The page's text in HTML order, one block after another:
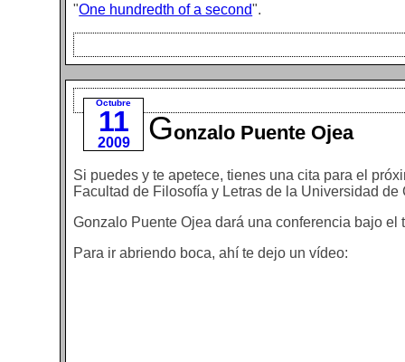
"One hundredth of a second".
Octubre
11
2009 Gonzalo Puente Ojea
Si puedes y te apetece, tienes una cita para el
Facultad de Filosofía y Letras de la Universidad de
Gonzalo Puente Ojea dará una conferencia bajo el
Para ir abriendo boca, ahí te dejo un vídeo: